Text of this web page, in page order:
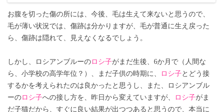
お腹を切った傷の所には、今後、毛は生えて来ないと思うので、
毛が薄い状況では、傷跡は分かりますが、毛が普通に生え戻った
ら、傷跡は隠れて、見えなくなるでしょう。
しかし、ロシアンブルーのロシ子がまだ生後、6か月で（人間な
ら、小学校の高学年位？）、まだ子供の時期に、
ロシ子とどう接
するかを考えられたのは良かったと思うし、また、ロシアンブル
ーのロシ子への接し方を、昨日から変えていますが、 ロシ子がま
だ子猫だから、すぐに良い結果が出つつあると思うので、本当に